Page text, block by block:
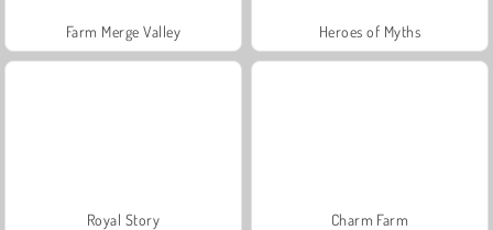
Farm Merge Valley Heroes of Myths
Royal Story Charm Farm